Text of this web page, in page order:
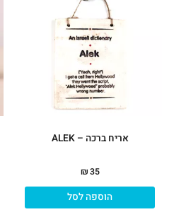
אריח ברכה – ALEK
₪35
הוספה לסל